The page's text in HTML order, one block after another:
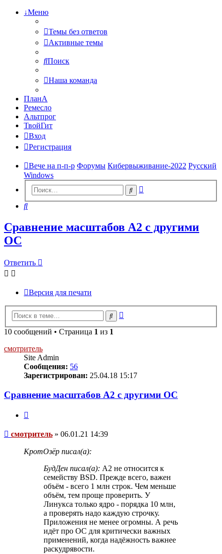
↓Меню
Темы без ответов
Активные темы
Поиск
Наша команда
ПланА
Ремесло
Альтпрог
ТвойГит
Вход
Регистрация
Вече на п-п-р Форумы Кибервыживание-2022 Русский
Windows
Поиск
Поиск
Сравнение масштабов A2 с другими
ОС
Ответить
Версия для печати
Поиск
10 сообщений • Страница 1 из 1
смотритель
Site Admin
Сообщения: 56
Зарегистрирован: 25.04.18 15:17
Сравнение масштабов A2 с другими ОС
Сообщение
смотритель » 06.01.21 14:39
КротОзёр писал(а):
БудДен писал(а): A2 не относится к
семейству BSD. Прежде всего, важен
объём - всего 1 млн строк. Чем меньше
объём, тем проще проверить. У
Линукса только ядро - порядка 10 млн,
а проверять надо каждую строчку.
Приложения не менее огромны. А речь
идёт про ОС для критически важных
применений, когда надёжность важнее
раскудрявости.